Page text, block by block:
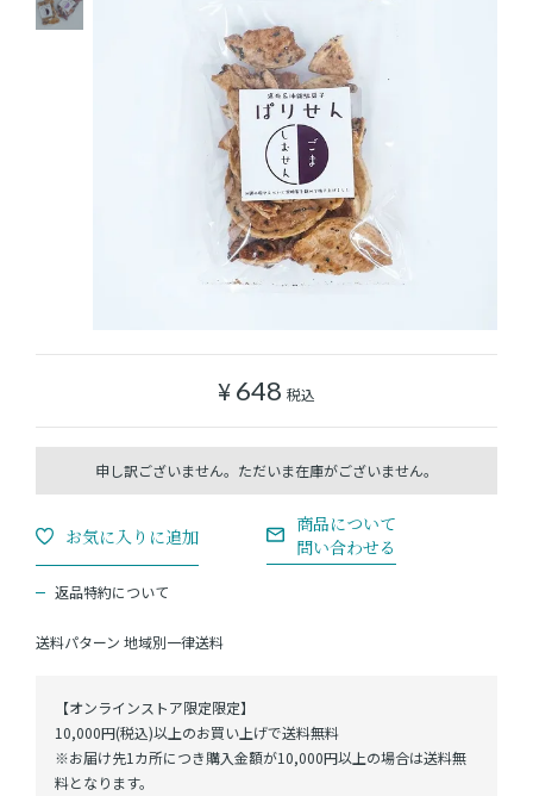
OKINAWA the RYUKYU
¥648 税込
送料パターン 地域別一律送料
返品特約について
【オンラインストア限定限定】
10,000円(税込)以上のお買い上げで送料無料
※お届け先1カ所につき購入金額が10,000円以上の場合は送料無
料となります。